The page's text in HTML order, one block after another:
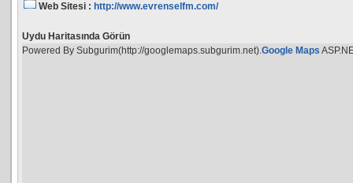
Web Sitesi : http://www.evrenselfm.com/
Uydu Haritasında Görün
Powered By Subgurim(http://googlemaps.subgurim.net).Google Maps